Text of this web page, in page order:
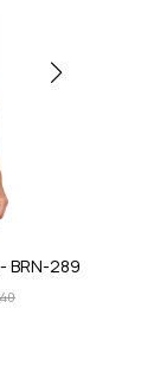
BRN-289